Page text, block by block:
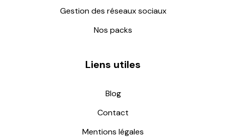
Gestion des réseaux sociaux
Nos packs
Liens utiles
Blog
Contact
Mentions légales